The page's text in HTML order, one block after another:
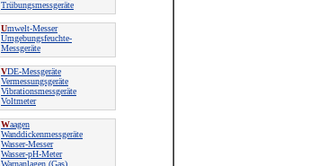
Trübungsmessgeräte
Umwelt-Messer
Umgebungsfeuchte-
Messgeräte
VDE-Messgeräte
Vermessungsgeräte
Vibrationsmessgeräte
Voltmeter
Waagen
Wanddickenmessgeräte
Wasser-Messer
Wasser-pH-Meter
Warnanlagen (Gas)